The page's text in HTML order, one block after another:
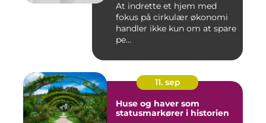
At indrette et hjem med
fokus på cirkulær økonomi
handler ikke kun om at spare
pe...
11. sep
Huse og haver som
statusmarkører i historien